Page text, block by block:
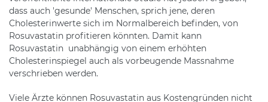
dass auch 'gesunde' Menschen, sprich jene, deren
Cholesterinwerte sich im Normalbereich befinden, von
Rosuvastatin profitieren könnten. Damit kann
Rosuvastatin unabhängig von einem erhöhten
Cholesterinspiegel auch als vorbeugende Massnahme
verschrieben werden.
Viele Ärzte können Rosuvastatin aus Kostengründen nicht